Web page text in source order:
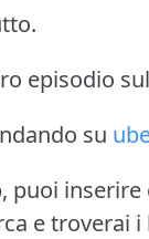
episodio
su
puoi inserire
e troverai i